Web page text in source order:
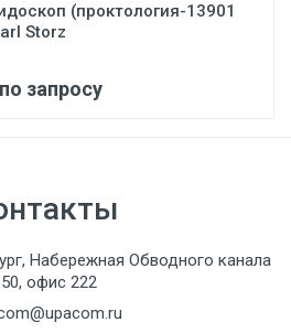
(проктология-13901
Storz
запросу
Набережная Обводного канала
офис 222